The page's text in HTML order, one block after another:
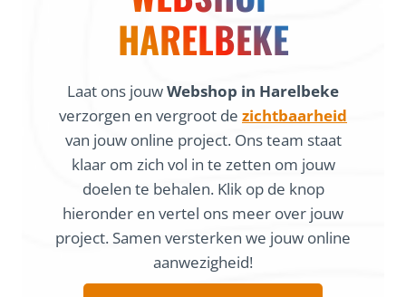
HARELBEKE
Laat ons jouwWebshop in Harelbeke
verzorgen en vergroot de zichtbaarheid
van jouw online project. Ons team staat
klaar om zich vol in te zetten om jouw
doelen te behalen. Klik op de knop
hieronder en vertel ons meer over jouw
project. Samen versterken we jouw online
aanwezigheid!